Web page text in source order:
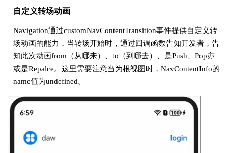
build() {
Navigation(this.pageStack) {
Button("login With HSP module")
自定义转场动画
Navigation通过customNavContentTransition事件提供自定义转
场动画的能力，当转场开始时，通过回调函数告知开发者，告
知此次动画from（从哪来）、to（到哪去）、是Push、Pop亦
或是Repalce。这里需要注意当为根视图时，NavContentInfo的
name值为undefined。